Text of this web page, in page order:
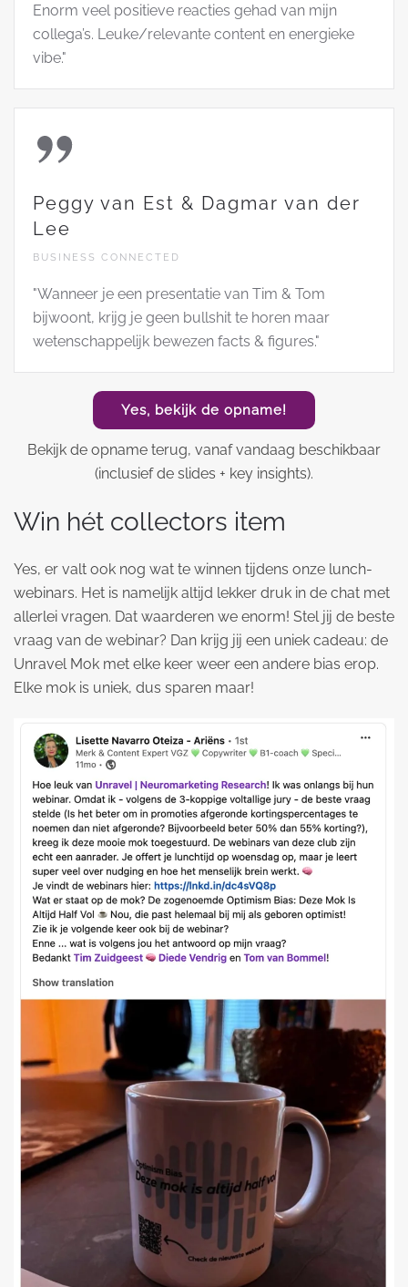
Enorm veel positieve reacties gehad van mijn
collega’s. Leuke/relevante content en energieke
vibe."
Peggy van Est & Dagmar van der
Lee
BUSINESS CONNECTED
"Wanneer je een presentatie van Tim & Tom
bijwoont, krijg je geen bullshit te horen maar
wetenschappelijk bewezen facts & figures."
Yes, bekijk de opname!
Bekijk de opname terug, vanaf vandaag beschikbaar
(inclusief de slides + key insights).
Win hét collectors item
Yes, er valt ook nog wat te winnen tijdens onze lunch-
webinars. Het is namelijk altijd lekker druk in de chat met
allerlei vragen. Dat waarderen we enorm! Stel jij de beste
vraag van de webinar? Dan krijg jij een uniek cadeau: de
Unravel Mok met elke keer weer een andere bias erop.
Elke mok is uniek, dus sparen maar!